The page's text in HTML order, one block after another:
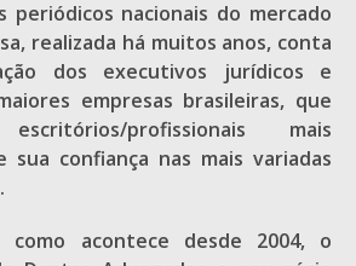
periódicos nacionais do mercado
realizada há muitos anos, conta
dos executivos jurídicos e
empresas brasileiras, que
profissionais mais
sua confiança nas mais variadas
como acontece desde 2004, o